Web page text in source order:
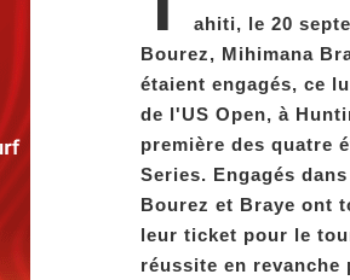
ahiti, le 20
Bourez, Mihimana
étaient engagés, ce
de l'US Open, à
première des quatre
Series. Engagés
Bourez et Braye ont
leur ticket pour le
réussite en revanche